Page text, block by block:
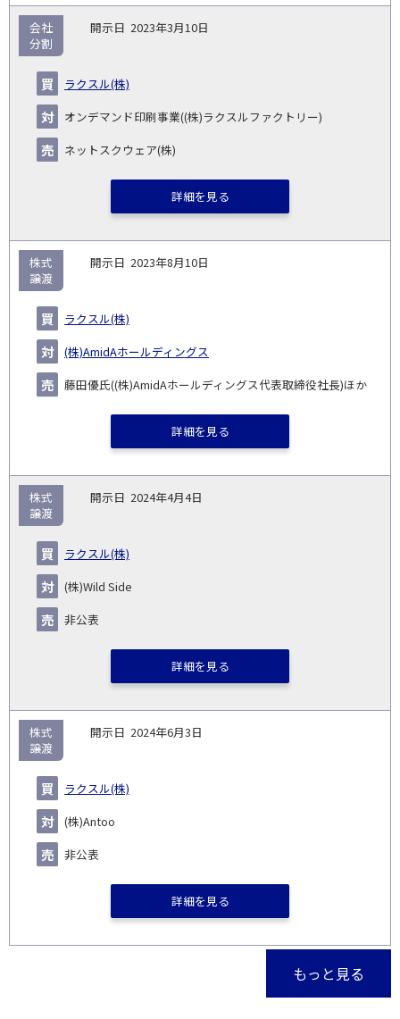
2023年3月10日
ラクスル(株)
オンデマンド印刷事業((株)ラクスルファクトリー)
ネットスクウェア(株)
会社
分割
詳細を見る
2023年8月10日
ラクスル(株)
(株)AmidAホールディングス
藤田優氏((株)AmidAホールディングス代表取締役社長)ほか
株式
譲渡
詳細を見る
2024年4月4日
ラクスル(株)
(株)Wild Side
非公表
株式
譲渡
詳細を見る
2024年6月3日
ラクスル(株)
(株)Antoo
非公表
株式
譲渡
詳細を見る
もっと見る